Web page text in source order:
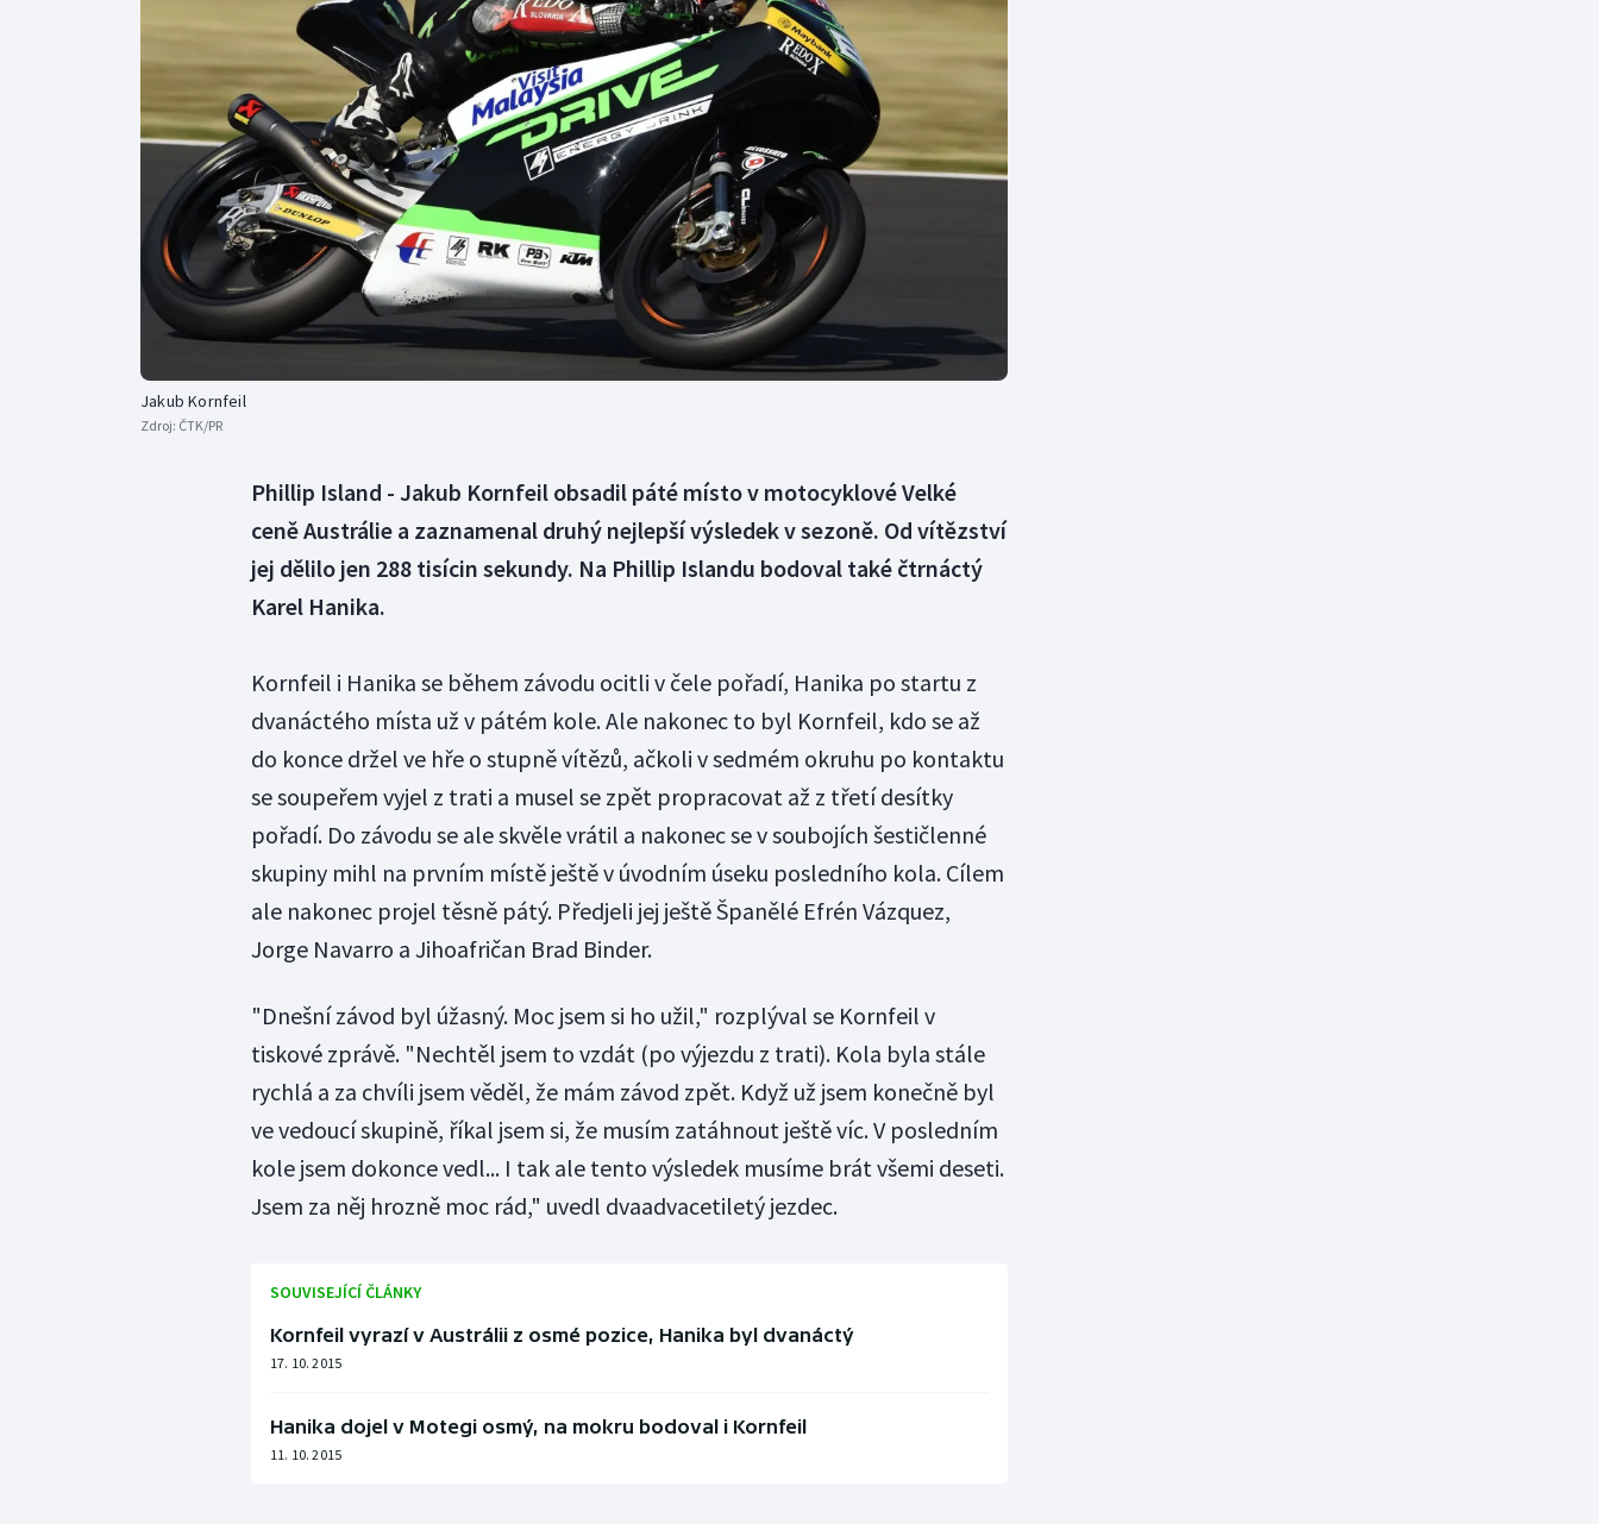
Curling
Dostihy
Florbal
Futsal
Golf
Gymnastika
Moderní pětiboj
Motorsport
Olympijské hry
Parasport
Plavání
Plážový volejbal
Vodní slalom
Volejbal
Jakub Kornfeil
Zdroj: ČTK/PR
Phillip Island - Jakub Kornfeil obsadil páté místo v motocyklové Velké
ceně Austrálie a zaznamenal druhý nejlepší výsledek v sezoně. Od vítězství
jej dělilo jen 288 tisícin sekundy. Na Phillip Islandu bodoval také čtrnáctý
Karel Hanika.
Kornfeil i Hanika se během závodu ocitli v čele pořadí, Hanika po startu z
dvanáctého místa už v pátém kole. Ale nakonec to byl Kornfeil, kdo se až
do konce držel ve hře o stupně vítězů, ačkoli v sedmém okruhu po kontaktu
se soupeřem vyjel z trati a musel se zpět propracovat až z třetí desítky
pořadí. Do závodu se ale skvěle vrátil a nakonec se v soubojích šestičlenné
skupiny mihl na prvním místě ještě v úvodním úseku posledního kola. Cílem
ale nakonec projel těsně pátý. Předjeli jej ještě Španělé Efrén Vázquez,
Jorge Navarro a Jihoafričan Brad Binder.
"Dnešní závod byl úžasný. Moc jsem si ho užil," rozplýval se Kornfeil v
tiskové zprávě. "Nechtěl jsem to vzdát (po výjezdu z trati). Kola byla stále
rychlá a za chvíli jsem věděl, že mám závod zpět. Když už jsem konečně byl
ve vedoucí skupině, říkal jsem si, že musím zatáhnout ještě víc. V posledním
kole jsem dokonce vedl... I tak ale tento výsledek musíme brát všemi deseti.
Jsem za něj hrozně moc rád," uvedl dvaadvacetiletý jezdec.
SOUVISEJÍCÍ ČLÁNKY
Kornfeil vyrazí v Austrálii z osmé pozice, Hanika byl dvanáctý
17. 10. 2015
Hanika dojel v Motegi osmý, na mokru bodoval i Kornfeil
11. 10. 2015